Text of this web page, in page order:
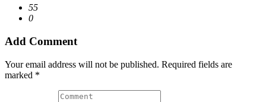
55
0
Add Comment
Your email address will not be published. Required fields are
marked *